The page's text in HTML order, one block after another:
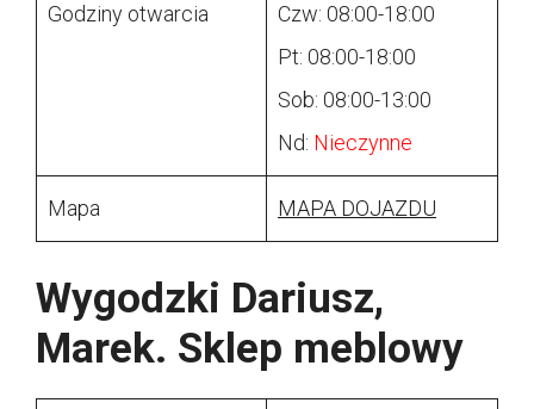
Godziny otwarcia
Czw: 08:00-18:00
Pt: 08:00-18:00
Sob: 08:00-13:00
Nd: Nieczynne
Mapa MAPA DOJAZDU
Wygodzki Dariusz,
Marek. Sklep meblowy